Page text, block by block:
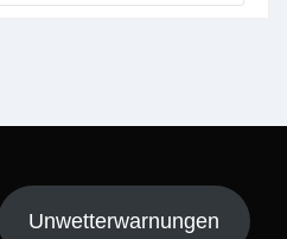
Unwetterwarnungen